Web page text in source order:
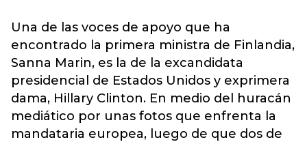
Una de las voces de apoyo que ha
encontrado la primera ministra de Finlandia,
Sanna Marin, es la de la excandidata
presidencial de Estados Unidos y exprimera
dama, Hillary Clinton. En medio del huracán
mediático por unas fotos que enfrenta la
mandataria europea, luego de que dos de